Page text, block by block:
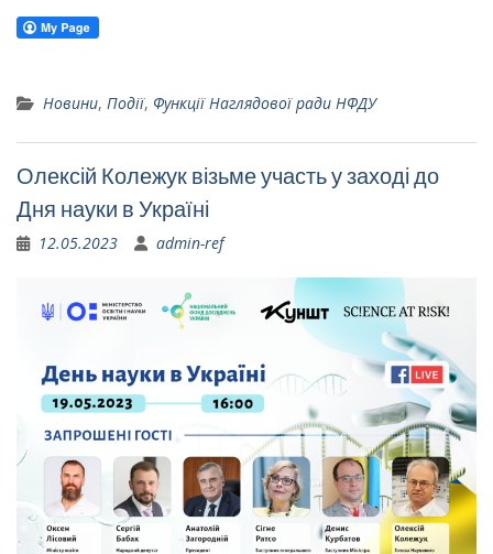
Новини, Події, Функції Наглядової ради НФДУ
Олексій Колежук візьме участь у заході до
Дня науки в Україні
12.05.2023 admin-ref